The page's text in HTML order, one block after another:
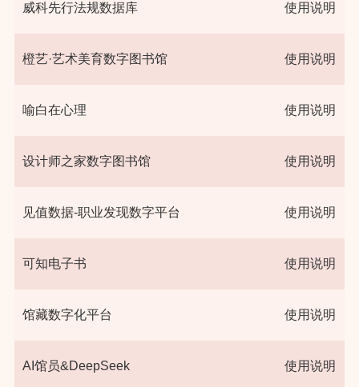
威科先行法规数据库 使用说明
橙艺·艺术美育数字图书馆 使用说明
喻白在心理 使用说明
设计师之家数字图书馆 使用说明
见值数据-职业发现数字平台 使用说明
可知电子书 使用说明
​馆藏数字化平台 使用说明
AI馆员&DeepSeek 使用说明